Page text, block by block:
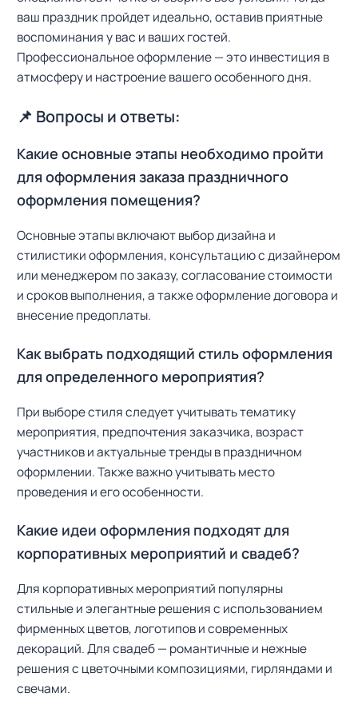
ваш праздник пройдет идеально, оставив приятные
воспоминания у вас и ваших гостей.
Профессиональное оформление — это инвестиция в
атмосферу и настроение вашего особенного дня.
📌 Вопросы и ответы:
Какие основные этапы необходимо пройти
для оформления заказа праздничного
оформления помещения?
Основные этапы включают выбор дизайна и
стилистики оформления, консультацию с дизайнером
или менеджером по заказу, согласование стоимости
и сроков выполнения, а также оформление договора и
внесение предоплаты.
Как выбрать подходящий стиль оформления
для определенного мероприятия?
При выборе стиля следует учитывать тематику
мероприятия, предпочтения заказчика, возраст
участников и актуальные тренды в праздничном
оформлении. Также важно учитывать место
проведения и его особенности.
Какие идеи оформления подходят для
корпоративных мероприятий и свадеб?
Для корпоративных мероприятий популярны
стильные и элегантные решения с использованием
фирменных цветов, логотипов и современных
декораций. Для свадеб — романтичные и нежные
решения с цветочными композициями, гирляндами и
свечами.